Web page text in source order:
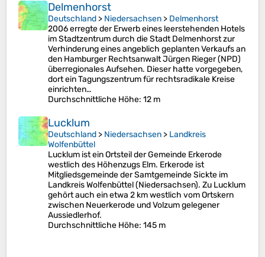
Delmenhorst
Deutschland > Niedersachsen > Delmenhorst
2006 erregte der Erwerb eines leerstehenden Hotels
im Stadtzentrum durch die Stadt Delmenhorst zur
Verhinderung eines angeblich geplanten Verkaufs an
den Hamburger Rechtsanwalt Jürgen Rieger (NPD)
überregionales Aufsehen. Dieser hatte vorgegeben,
dort ein Tagungszentrum für rechtsradikale Kreise
einrichten…
Durchschnittliche Höhe: 12 m
Lucklum
Deutschland > Niedersachsen > Landkreis
Wolfenbüttel
Lucklum ist ein Ortsteil der Gemeinde Erkerode
westlich des Höhenzugs Elm. Erkerode ist
Mitgliedsgemeinde der Samtgemeinde Sickte im
Landkreis Wolfenbüttel (Niedersachsen). Zu Lucklum
gehört auch ein etwa 2 km westlich vom Ortskern
zwischen Neuerkerode und Volzum gelegener
Aussiedlerhof.
Durchschnittliche Höhe: 145 m